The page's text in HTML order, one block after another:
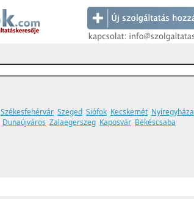
Székesfehérvár Szeged Siófok Kecskemét Nyíregyháza
Dunaújváros Zalaegerszeg Kaposvár Békéscsaba